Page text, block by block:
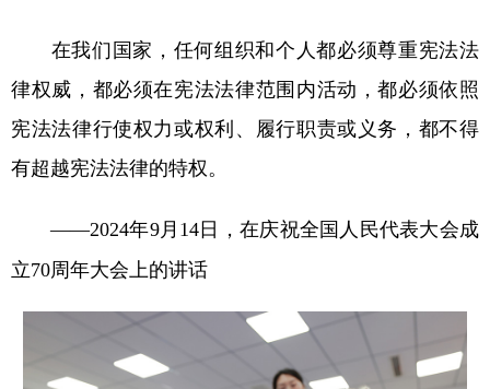
在我们国家，任何组织和个人都必须尊重宪法法
律权威，都必须在宪法法律范围内活动，都必须依照
宪法法律行使权力或权利、履行职责或义务，都不得
有超越宪法法律的特权。
——2024年9月14日，在庆祝全国人民代表大会成
立70周年大会上的讲话